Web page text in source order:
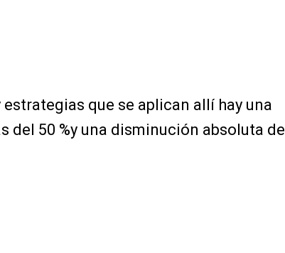
que se aplican allí hay una
50 %y una disminución absoluta de